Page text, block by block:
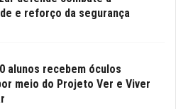
e reforço da segurança
alunos recebem óculos
meio do Projeto Ver e Viver